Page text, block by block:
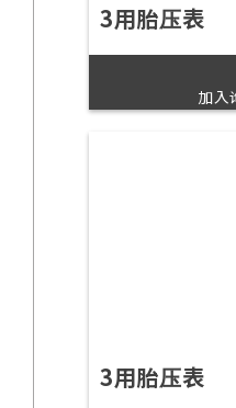
3用胎压表
加入
3用胎压表